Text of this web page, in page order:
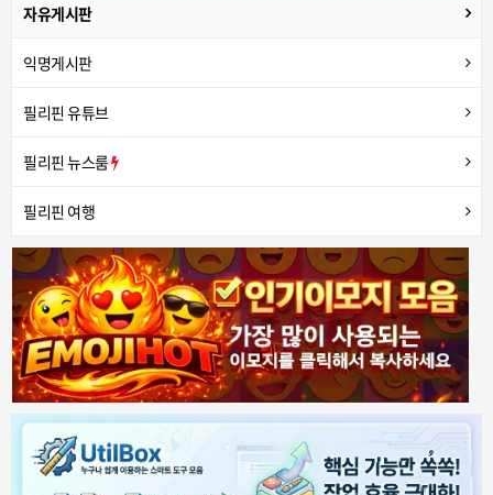
자유게시판
익명게시판
필리핀 유튜브
필리핀 뉴스룸
필리핀 여행